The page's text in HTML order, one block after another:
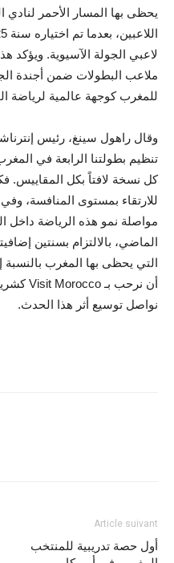
يحظى بها المسار الأحمر لنادي
لاعبي الجولة الآسيوية. ويؤكد
ملاعب البطولات ضمن أجندة
للمغرب كوجهة عالمية لرياضة
وقال راهول سينغ، رئيس
تنظيم بطولتنا الرابعة في
كل نسخة لافتاً بكل المقاييس.
للارتقاء بمستوى المنافسة،
مواصلة نمو هذه الرياضة داخل
الماضي، بالالتزام بسنتين
التي يحظى بها المغرب بالنسبة
نواصل توسيع أثر هذا الحدث.
Article suivant
أول حصة تدريبية للمنتخب